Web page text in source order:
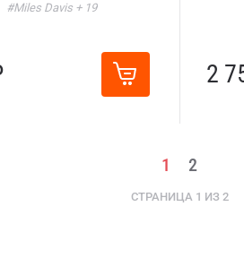
#Miles Davis + 19
2
1 2
СТРАНИЦА 1 ИЗ 2